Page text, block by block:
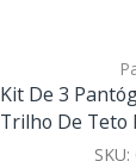
Kit De 3
Trilho De Teto
SKU: